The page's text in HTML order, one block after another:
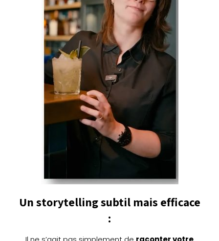
Un storytelling subtil mais efficace
: